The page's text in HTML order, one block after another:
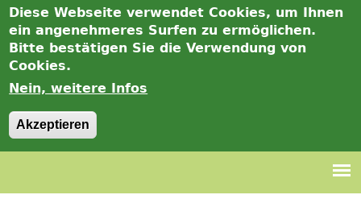
Diese Webseite verwendet Cookies, um Ihnen
ein angenehmeres Surfen zu ermöglichen.
Bitte bestätigen Sie die Verwendung von
Cookies.
Nein, weitere Infos
Akzeptieren